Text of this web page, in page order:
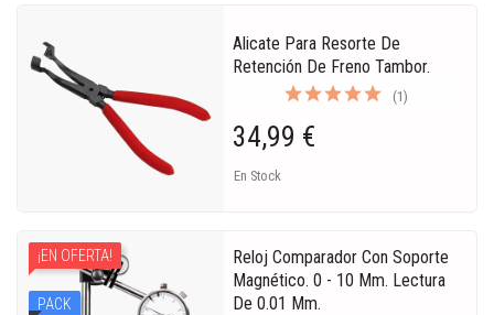
Alicate Para Resorte De
Retención De Freno Tambor.
(1)
34,99 €
En Stock
Reloj Comparador Con Soporte
Magnético. 0 - 10 Mm. Lectura
De 0.01 Mm.
¡EN OFERTA!
PACK